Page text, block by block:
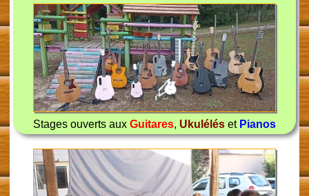
Stages ouverts aux Guitares, Ukuléléset Pianos